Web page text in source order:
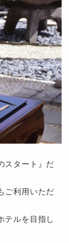
スタート』だ
ご利用いただ
テルを目指し